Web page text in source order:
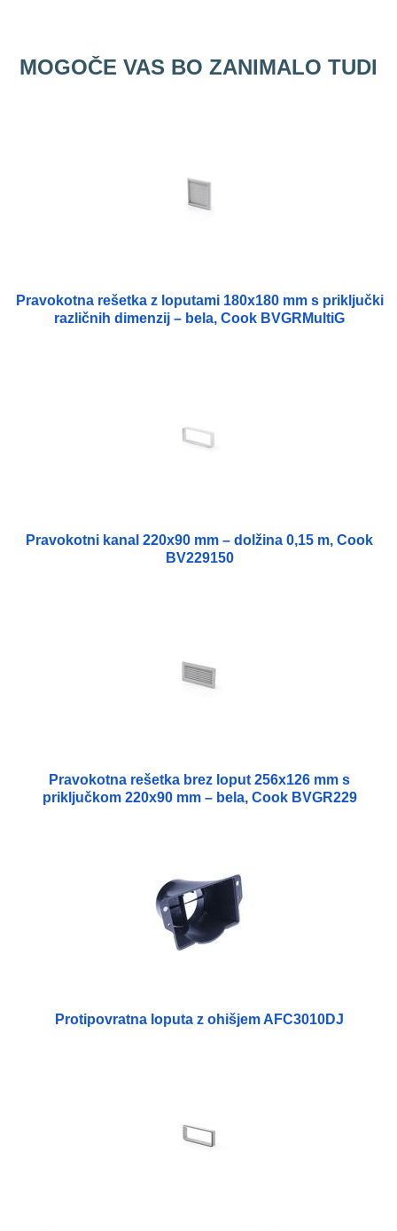
MOGOČE VAS BO ZANIMALO TUDI
Pravokotna rešetka z loputami 180x180 mm s priključki
različnih dimenzij – bela, Cook BVGRMultiG
Pravokotni kanal 220x90 mm – dolžina 0,15 m, Cook
BV229150
Pravokotna rešetka brez loput 256x126 mm s
priključkom 220x90 mm – bela, Cook BVGR229
Protipovratna loputa z ohišjem AFC3010DJ